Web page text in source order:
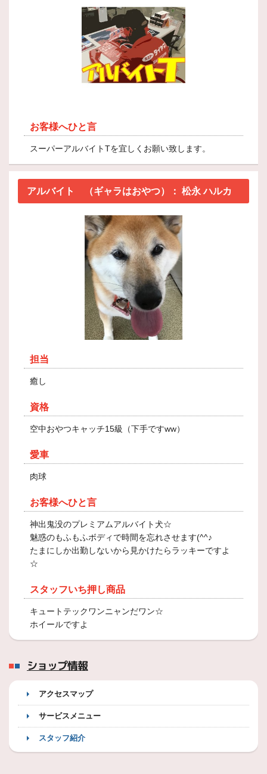
お客様へひと言
スーパーアルバイトTを宜しくお願い致します。
アルバイト （ギャラはおやつ）： 松永 ハルカ
担当
癒し
資格
空中おやつキャッチ15級（下手ですww）
愛車
肉球
お客様へひと言
神出鬼没のプレミアムアルバイト犬☆
魅惑のもふもふボディで時間を忘れさせます(^^♪
たまにしか出勤しないから見かけたらラッキーですよ
☆
スタッフいち押し商品
キュートテックワンニャンだワン☆
ホイールですよ
ショップ情報
アクセスマップ
サービスメニュー
スタッフ紹介